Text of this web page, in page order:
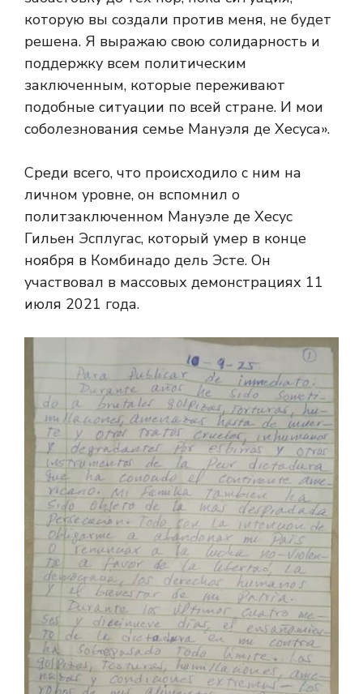
которую вы создали против меня, не будет
решена. Я выражаю свою солидарность и
поддержку всем политическим
заключенным, которые переживают
подобные ситуации по всей стране. И мои
соболезнования семье Мануэля де Хесуса».
Среди всего, что происходило с ним на
личном уровне, он вспомнил о
политзаключенном Мануэле де Хесус
Гильен Эсплугас, который умер в конце
ноября в Комбинадо дель Эсте. Он
участвовал в массовых демонстрациях 11
июля 2021 года.